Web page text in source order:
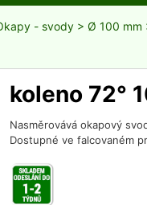
- svody > Ø 100 mm
koleno 72°
Nasměrovává okapový
Dostupné ve falcovaném